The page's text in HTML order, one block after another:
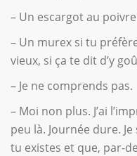
– Un escargot au poivre
– Un murex si tu
vieux, si ça te dit d’y
– Je ne comprends pas.
– Moi non plus. J’ai
peu là. Journée dure.
tu existes et que, par-